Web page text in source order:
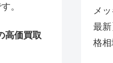
。
高価買取
メ
最
格